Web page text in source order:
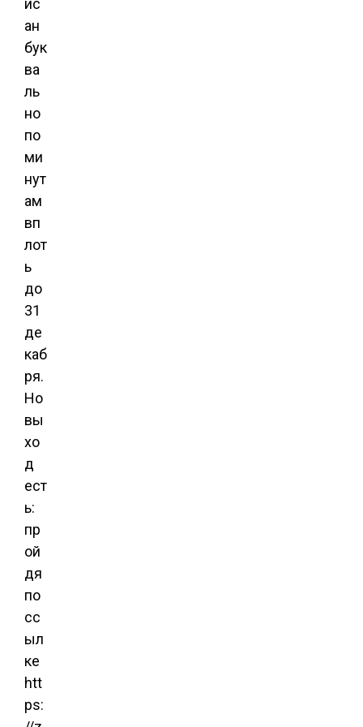
ис
ан
бук
ва
ль
но
по
ми
нут
ам
вп
лот
ь
до
31
де
каб
ря.
Но
вы
хо
д
ест
ь:
пр
ой
дя
по
сс
ыл
ке
htt
ps: